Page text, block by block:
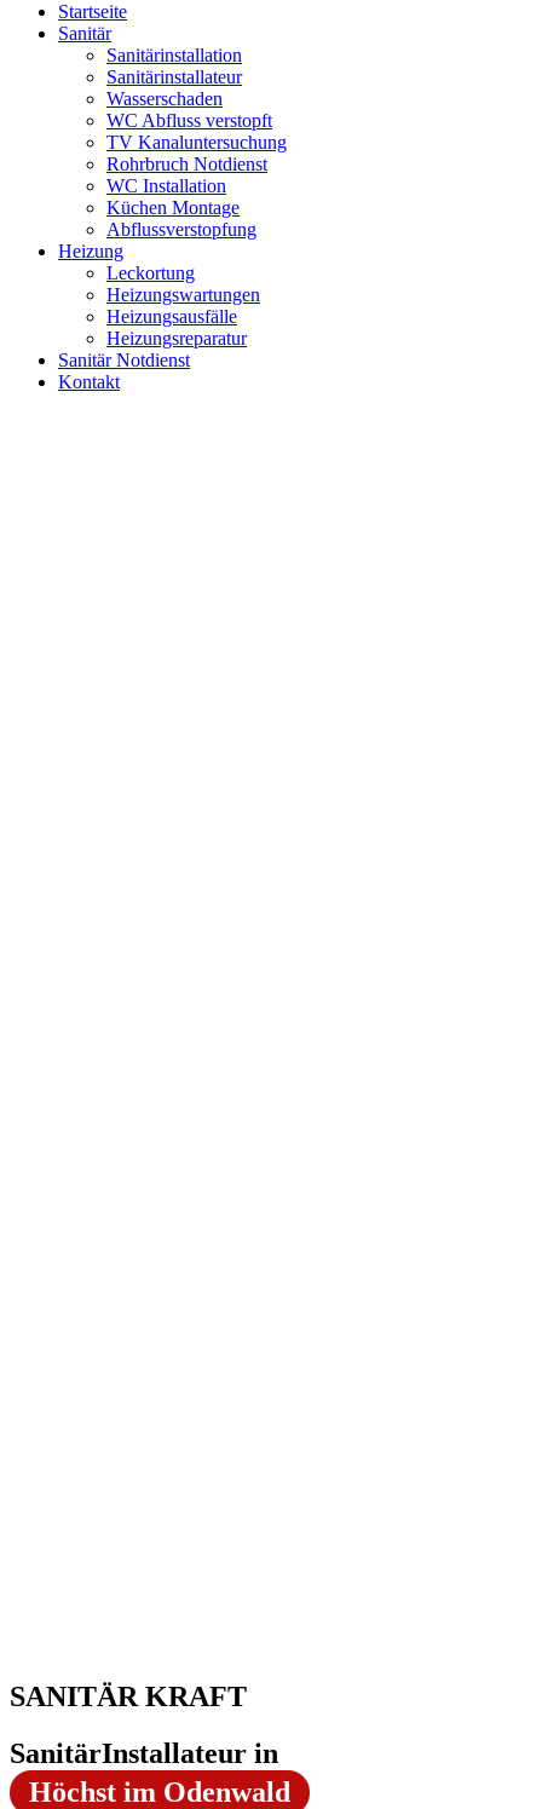
Startseite
Sanitär
Sanitärinstallation
Sanitärinstallateur
Wasserschaden
WC Abfluss verstopft
TV Kanaluntersuchung
Rohrbruch Notdienst
WC Installation
Küchen Montage
Abflussverstopfung
Heizung
Leckortung
Heizungswartungen
Heizungsausfälle
Heizungsreparatur
Sanitär Notdienst
Kontakt
SANITÄR KRAFT
SanitärInstallateur in
Höchst im Odenwald